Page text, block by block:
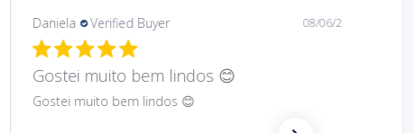
Mary Verified Buyer 08/05/26
Hard to find Saint
Absolutely wonderful!